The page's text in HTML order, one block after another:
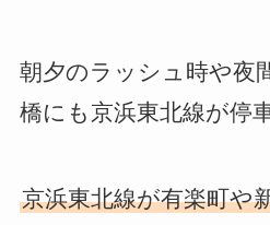
朝夕のラッシュ時や夜
橋にも京浜東北線が停
京浜東北線が有楽町や